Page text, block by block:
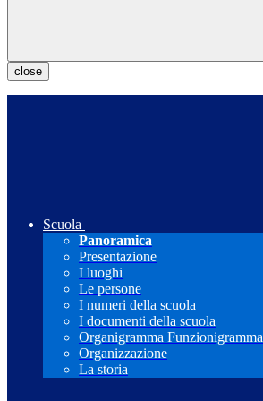
close
Scuola
Panoramica
Presentazione
I luoghi
Le persone
I numeri della scuola
I documenti della scuola
Organigramma Funzionigramma
Organizzazione
La storia